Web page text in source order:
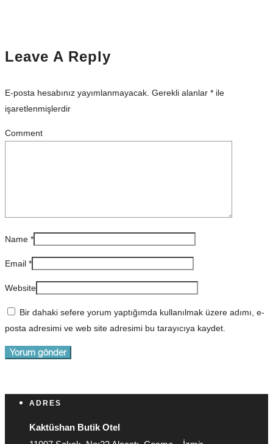
Leave A Reply
E-posta hesabınız yayımlanmayacak. Gerekli alanlar * ile
işaretlenmişlerdir
Comment
Name *
Email *
Website
Bir dahaki sefere yorum yaptığımda kullanılmak üzere adımı, e-
posta adresimi ve web site adresimi bu tarayıcıya kaydet.
ADRES
Kaktüshan Butik Otel